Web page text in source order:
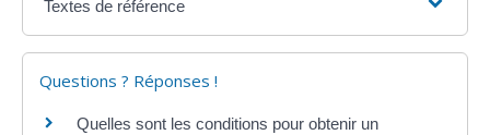
Textes de référence
Questions ? Réponses !
Quelles sont les conditions pour obtenir un